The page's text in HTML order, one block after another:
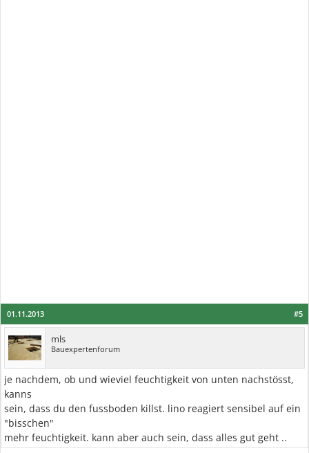
#5
01.11.2013
mls
Bauexpertenforum
je nachdem, ob und wieviel feuchtigkeit von unten nachstösst,
kanns
sein, dass du den fussboden killst. lino reagiert sensibel auf ein
"bisschen"
mehr feuchtigkeit. kann aber auch sein, dass alles gut geht ..